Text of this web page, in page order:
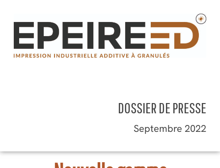
contenu
DOSSIER DE PRESSE
Septembre 2022